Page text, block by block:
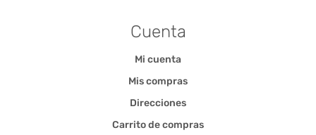
Cuenta
Mi cuenta
Mis compras
Direcciones
Carrito de compras